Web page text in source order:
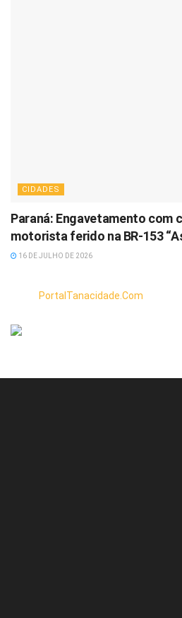
CIDADES
Paraná: Engavetamento com
motorista ferido na BR-153
16 DE JULHO DE 2026
PortalTanacidade.Com